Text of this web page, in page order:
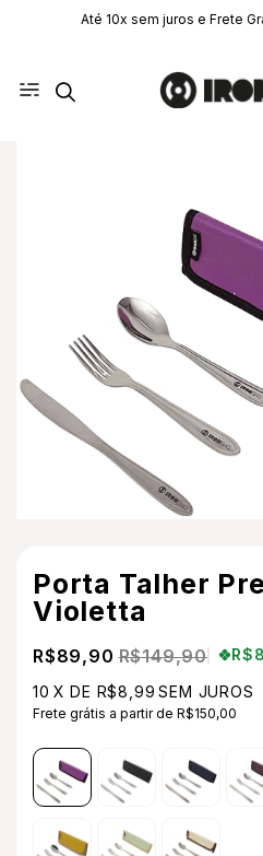
Até 10x sem juros e Frete
Porta Talher
Violetta
R$89,90 R$149,90
10 X DE R$8,99 SEM JUROS
Frete grátis a partir de R$150,00